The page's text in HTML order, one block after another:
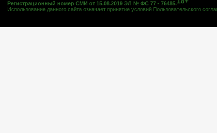
Регистрационный номер СМИ от 15.08.2019 ЭЛ № ФС 77 - 76485.
Использование данного сайта означает принятие условий Пользовательского